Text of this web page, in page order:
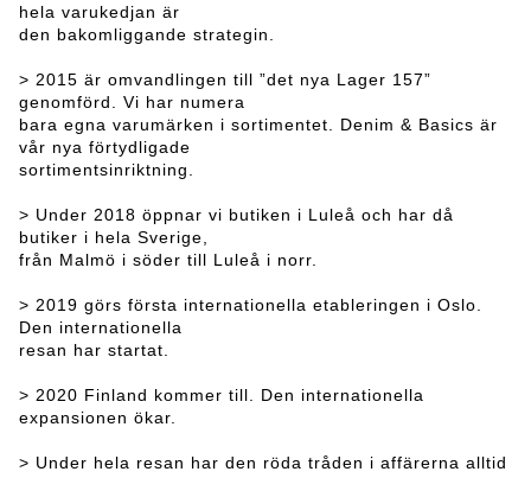
hela varukedjan är
den bakomliggande strategin.
> 2015 är omvandlingen till ”det nya Lager 157”
genomförd. Vi har numera
bara egna varumärken i sortimentet. Denim & Basics är
vår nya förtydligade
sortimentsinriktning.
> Under 2018 öppnar vi butiken i Luleå och har då
butiker i hela Sverige,
från Malmö i söder till Luleå i norr.
> 2019 görs första internationella etableringen i Oslo.
Den internationella
resan har startat.
> 2020 Finland kommer till. Den internationella
expansionen ökar.
> Under hela resan har den röda tråden i affärerna alltid